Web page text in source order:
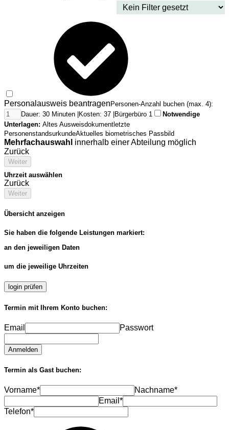
Personalausweis beantragenPersonen-Anzahl buchen (max. 4):
Dauer: 30 Minuten |Kosten: 37 |Bürgerbüro 1
Notwendige
Unterlagen: Altes Ausweisdokumentletzte
PersonenstandsurkundeAktuelles biometrisches Passbild
Mehrfachauswahl innerhalb einer Abteilung möglich
Zurück
Weiter
Uhrzeit auswählen
Zurück
Weiter
Übersicht anzeigen
Sie haben die folgende Leistungen markiert:
an den jeweiligen Daten
um die jeweilige Uhrzeiten
login prüfen
Termin mit Ihrem Konto buchen:
Email Passwort
Anmelden
Termin als Gast buchen:
Vorname*
Nachname*
Email*
Telefon*